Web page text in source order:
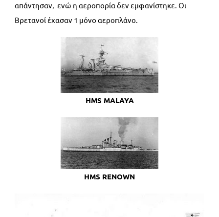
απάντησαν, ενώ η αεροπορία δεν εμφανίστηκε. Οι
Βρετανοί έχασαν 1 μόνο αεροπλάνο.
HMS MALAYA
HMS RENOWN